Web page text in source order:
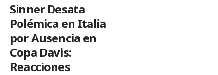
Sinner Desata
Polémica en Italia
por Ausencia en
Copa Davis:
Reacciones